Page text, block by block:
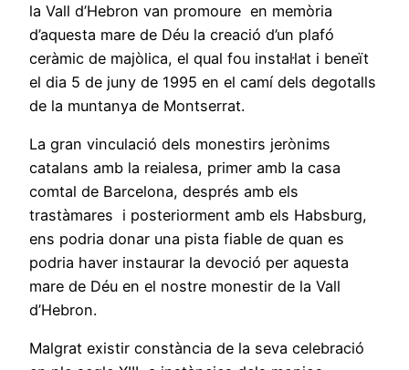
la Vall d’Hebron van promoure en memòria
d’aquesta mare de Déu la creació d’un plafó
ceràmic de majòlica, el qual fou instal·lat i beneït
el dia 5 de juny de 1995 en el camí dels degotalls
de la muntanya de Montserrat.
La gran vinculació dels monestirs jerònims
catalans amb la reialesa, primer amb la casa
comtal de Barcelona, després amb els
trastàmares i posteriorment amb els Habsburg,
ens podria donar una pista fiable de quan es
podria haver instaurar la devoció per aquesta
mare de Déu en el nostre monestir de la Vall
d’Hebron.
Malgrat existir constància de la seva celebració